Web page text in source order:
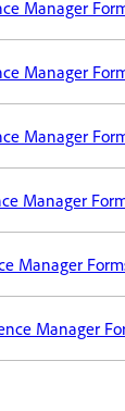
Manager
Manager
Manager
Manager
Manager
Manager